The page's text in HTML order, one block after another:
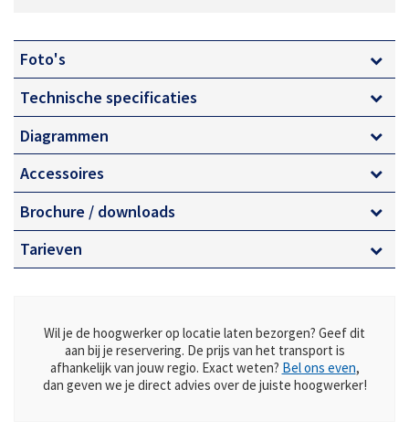
Emissievrij
Lange accuduur
Non-marking rupsen
Automatische afstempeling
Compacte opbouw
Foto's
Technische specificaties
Diagrammen
Accessoires
Brochure / downloads
Tarieven
Wil je de hoogwerker op locatie laten bezorgen? Geef dit
aan bij je reservering. De prijs van het transport is
afhankelijk van jouw regio. Exact weten? Bel ons even,
dan geven we je direct advies over de juiste hoogwerker!